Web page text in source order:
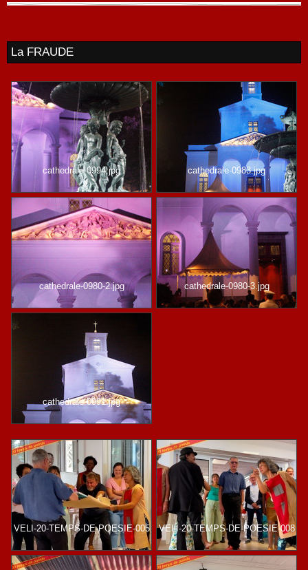
La FRAUDE
cathedrale-0994.jpg cathedrale-0983.jpg
cathedrale-0980-2.jpg cathedrale-0980-3.jpg
cathedrale-0991.jpg
VELI-20-TEMPS-DE-POESIE-005 VELI-20-TEMPS-DE-POESIE-008